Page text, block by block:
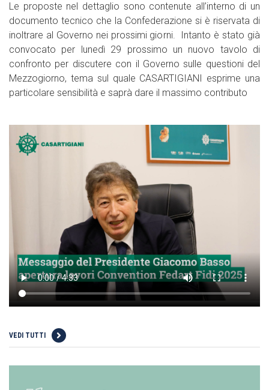
Le proposte nel dettaglio sono contenute all’interno di un
documento tecnico che la Confederazione si è riservata di
inoltrare al Governo nei prossimi giorni. Intanto è stato già
convocato per lunedì 29 prossimo un nuovo tavolo di
confronto per discutere con il Governo sulle questioni del
Mezzogiorno, tema sul quale CASARTIGIANI esprime una
particolare sensibilità e saprà dare il massimo contributo
VEDI TUTTI